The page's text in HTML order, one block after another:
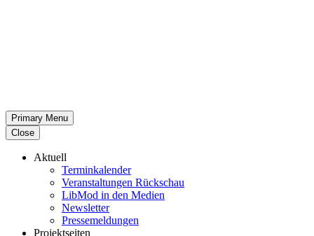
Primary Menu
Close
Aktuell
Termin­ka­lender
Veran­stal­tungen Rückschau
LibMod in den Medien
Newsletter
Presse­mel­dungen
Projekt­seiten